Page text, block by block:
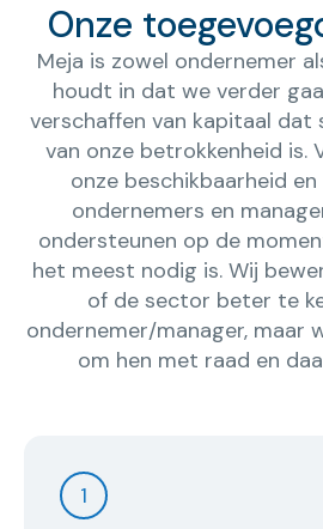
Onze
Meja is zowel ondernemer
houdt in dat we verder
verschaffen van kapitaal dat
van onze betrokkenheid is.
onze beschikbaarheid
ondernemers en
ondersteunen op de
het meest nodig is. Wij
of de sector beter te
ondernemer/manager, maar
om hen met raad en
1